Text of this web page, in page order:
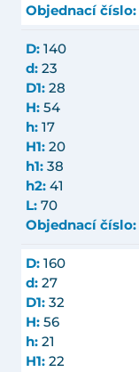
Objednací číslo:
D: 140
d: 23
D1: 28
H: 54
h: 17
H1: 20
h1: 38
h2: 41
L: 70
Objednací číslo:
D: 160
d: 27
D1: 32
H: 56
h: 21
H1: 22